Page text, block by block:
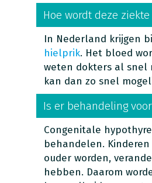
Hoe wordt deze
In Nederland krijgen
hielprik. Het bloed
weten dokters al snel
kan dan zo snel
Is er behandeling
Congenitale
behandelen.
ouder worden,
hebben. Daarom